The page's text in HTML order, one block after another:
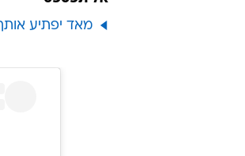
מאד יפתיע